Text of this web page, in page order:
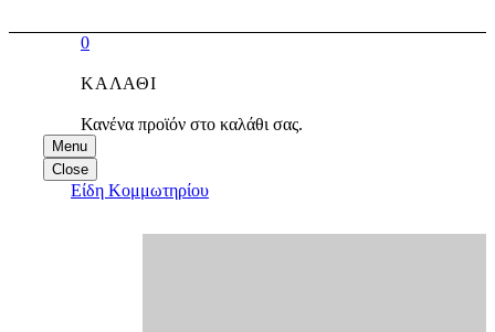
Menu
Close
Είδη Κομμωτηρίου
0
ΚΑΛΆΘΙ
Κανένα προϊόν στο καλάθι σας.